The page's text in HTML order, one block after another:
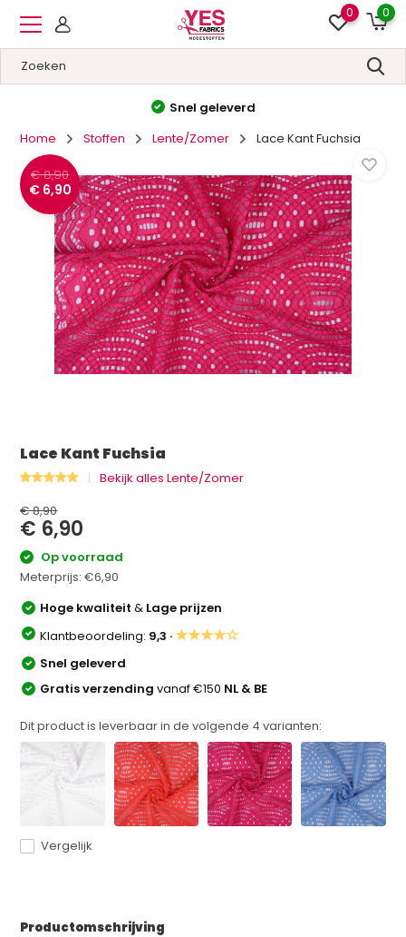
0 0
Home
Stoffen Lente/Zomer Lace Kant Fuchsia
€ 8,90
€ 6,90
Lace Kant Fuchsia
Bekijk alles Lente/Zomer
€ 8,90
€ 6,90
Op voorraad
Meterprijs:€6,90
Hoge kwaliteit& Lage prijzen
Klantbeoordeling: 9,3 ·★★★★☆
Snel geleverd
Gratis verzendingvanaf €150 NL & BE
Dit product is leverbaar in de volgende 4 varianten:
Vergelijk
Productomschrijving